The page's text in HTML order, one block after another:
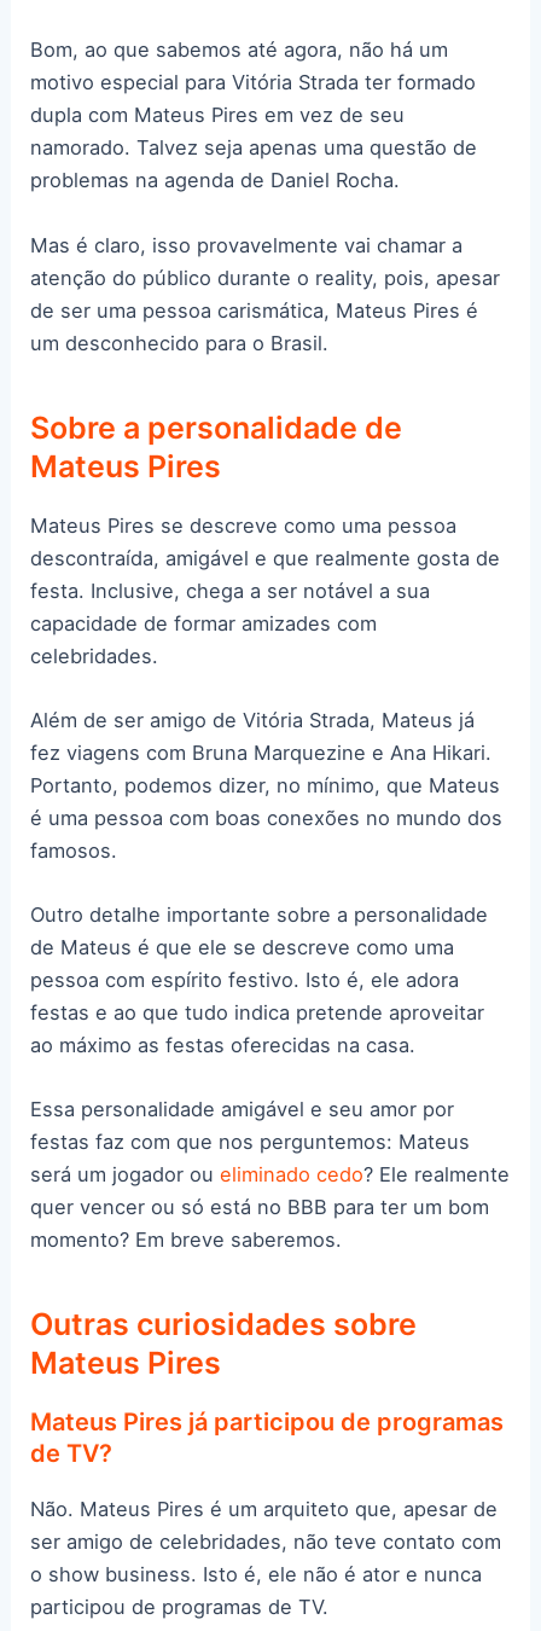
Bom, ao que sabemos até agora, não há um
motivo especial para Vitória Strada ter formado
dupla com Mateus Pires em vez de seu
namorado. Talvez seja apenas uma questão de
problemas na agenda de Daniel Rocha.
Mas é claro, isso provavelmente vai chamar a
atenção do público durante o reality, pois, apesar
de ser uma pessoa carismática, Mateus Pires é
um desconhecido para o Brasil.
Sobre a personalidade de
Mateus Pires
Mateus Pires se descreve como uma pessoa
descontraída, amigável e que realmente gosta de
festa. Inclusive, chega a ser notável a sua
capacidade de formar amizades com
celebridades.
Além de ser amigo de Vitória Strada, Mateus já
fez viagens com Bruna Marquezine e Ana Hikari.
Portanto, podemos dizer, no mínimo, que Mateus
é uma pessoa com boas conexões no mundo dos
famosos.
Outro detalhe importante sobre a personalidade
de Mateus é que ele se descreve como uma
pessoa com espírito festivo. Isto é, ele adora
festas e ao que tudo indica pretende aproveitar
ao máximo as festas oferecidas na casa.
Essa personalidade amigável e seu amor por
festas faz com que nos perguntemos: Mateus
será um jogador oueliminado cedo? Ele realmente
quer vencer ou só está no BBB para ter um bom
momento? Em breve saberemos.
Outras curiosidades sobre
Mateus Pires
Mateus Pires já participou de programas
de TV?
Não. Mateus Pires é um arquiteto que, apesar de
ser amigo de celebridades, não teve contato com
o show business. Isto é, ele não é ator e nunca
participou de programas de TV.